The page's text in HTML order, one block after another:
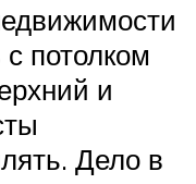
потолком
и
Дело в